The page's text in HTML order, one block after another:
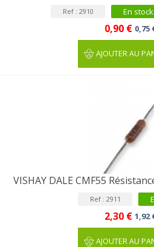
Ref : 2910 En stock
0,90 € 0,75
AJOUTER AU
VISHAY DALE CMF55
Ref : 2911
2,30 € 1,92
AJOUTER AU